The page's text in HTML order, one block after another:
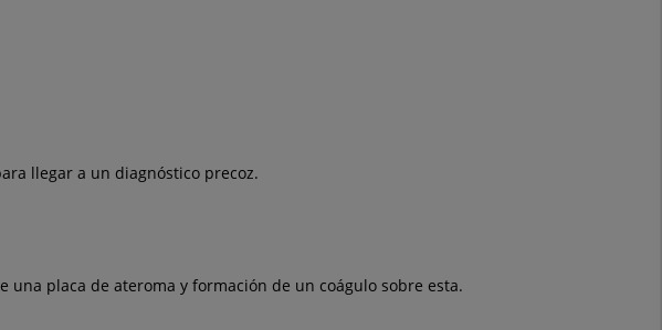
llegar a un diagnóstico precoz.
placa de ateroma y formación de un coágulo sobre esta.